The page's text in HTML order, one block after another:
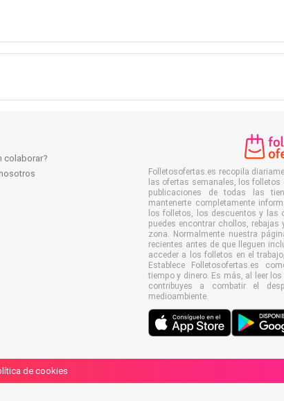
colaborar?
Folletosofertas.es recopila
las ofertas semanales, los
publicaciones de todas las
mantenerte completamente
los folletos, los descuentos y las
puedes encontrar chollos,
zona. Normalmente nuestra
recientes antes de que lleguen
acceder a los folletos en el
Establece Folletosofertas.es
tiempo y dinero. Es más, al leer
contribuyes a combatir el
medioambiente.
de cookies